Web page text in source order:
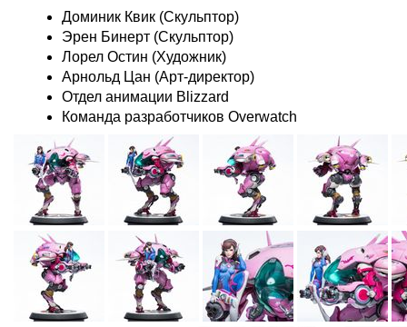
Доминик Квик (Скульптор)
Эрен Бинерт (Скульптор)
Лорел Остин (Художник)
Арнольд Цан (Арт-директор)
Отдел анимации Blizzard
Команда разработчиков Overwatch